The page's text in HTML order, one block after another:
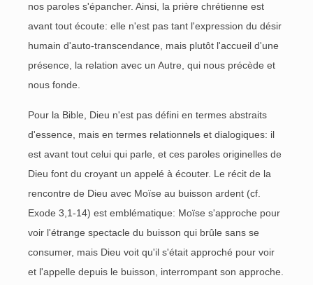
nos paroles s'épancher. Ainsi, la prière chrétienne est
avant tout écoute: elle n'est pas tant l'expression du désir
humain d'auto-transcendance, mais plutôt l'accueil d'une
présence, la relation avec un Autre, qui nous précède et
nous fonde.
Pour la Bible, Dieu n'est pas défini en termes abstraits
d'essence, mais en termes relationnels et dialogiques: il
est avant tout celui qui parle, et ces paroles originelles de
Dieu font du croyant un appelé à écouter. Le récit de la
rencontre de Dieu avec Moïse au buisson ardent (cf.
Exode 3,1-14) est emblématique: Moïse s'approche pour
voir l'étrange spectacle du buisson qui brûle sans se
consumer, mais Dieu voit qu'il s'était approché pour voir
et l'appelle depuis le buisson, interrompant son approche.